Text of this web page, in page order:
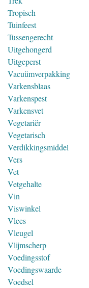
Tropisch
Tuinfeest
Tussengerecht
Uitgehongerd
Uitgeperst
Vacuümverpakking
Varkensblaas
Varkenspest
Varkensvet
Vegetariër
Vegetarisch
Verdikkingsmiddel
Vers
Vet
Vetgehalte
Vin
Viswinkel
Vlees
Vleugel
Vlijmscherp
Voedingsstof
Voedingswaarde
Voedsel